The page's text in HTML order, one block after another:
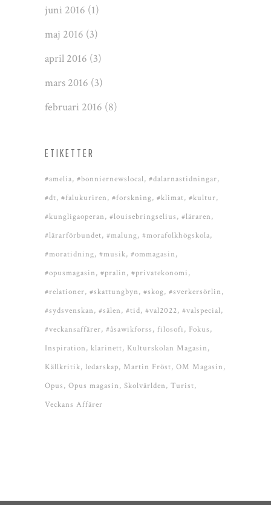
juni 2016 (1)
maj 2016 (3)
april 2016 (3)
mars 2016 (3)
februari 2016 (8)
ETIKETTER
#amelia #bonniernewslocal #dalarnastidningar
#dt #falukuriren #forskning #klimat #kultur
#kungligaoperan #louisebringselius #läraren
#lärarförbundet #malung #morafolkhögskola
#moratidning #musik #ommagasin
#opusmagasin #pralin #privatekonomi
#relationer #skattungbyn #skog #sverkersörlin
#sydsvenskan #sälen #tid #val2022 #valspecial
#veckansaffärer #åsawikforss filosofi
Fokus
Inspiration klarinett Kulturskolan Magasin
Källkritik ledarskap Martin Fröst OM Magasin
Opus Opus magasin Skolvärlden Turist
Veckans Affärer